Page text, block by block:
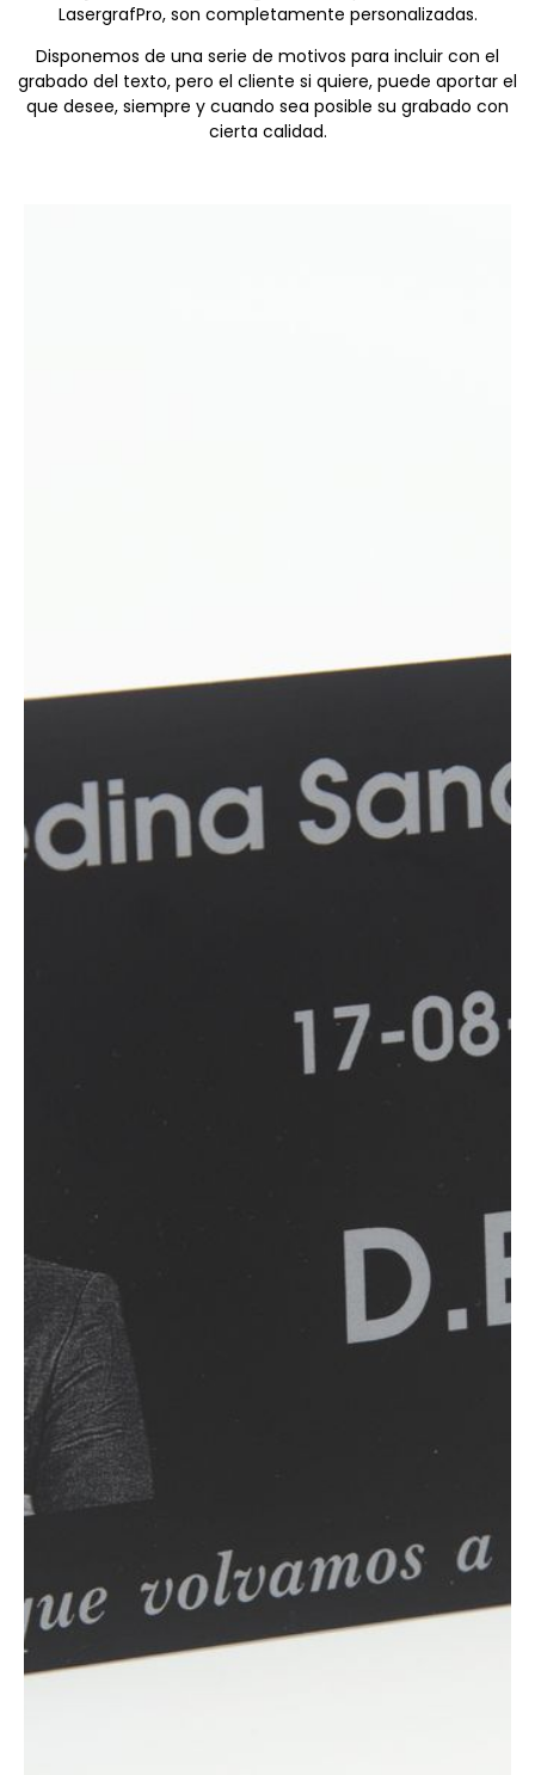
LasergrafPro, son completamente personalizadas.
Disponemos de una serie de motivos para incluir con el
grabado del texto, pero el cliente si quiere, puede aportar el
que desee, siempre y cuando sea posible su grabado con
cierta calidad.